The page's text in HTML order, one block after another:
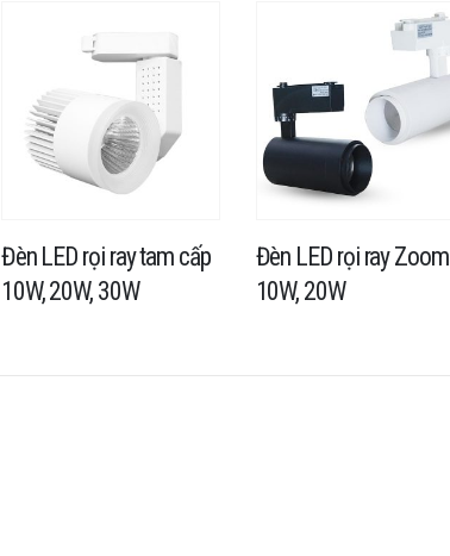
Đèn LED rọi ray tam cấp
10W, 20W, 30W
Đèn LED rọi ray Zoom
10W, 20W